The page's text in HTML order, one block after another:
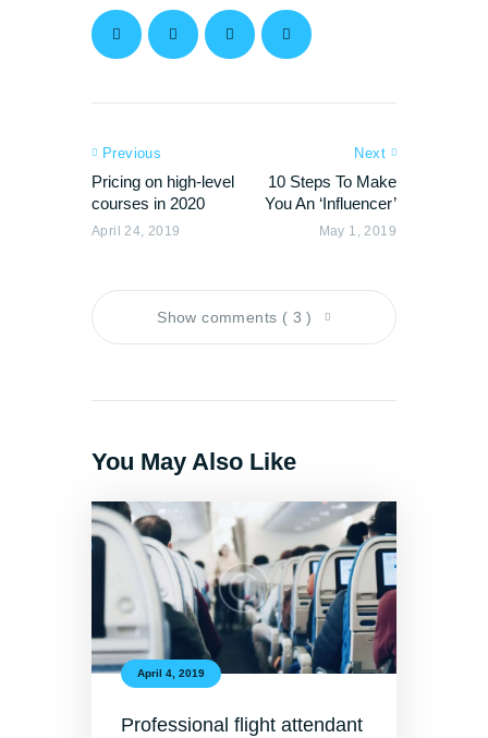
Previous
Pricing on high-level
courses in 2020
April 24, 2019
Next
10 Steps To Make
You An ‘Influencer’
May 1, 2019
Show comments ( 3 )
You May Also Like
April 4, 2019
Professional flight attendant